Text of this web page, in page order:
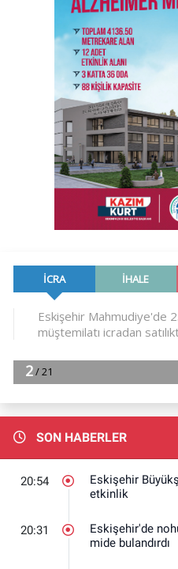
SON HABERLER
20:54
Eskişehir
etkinlik
20:31
Eskişehir'de
mide bulandırdı